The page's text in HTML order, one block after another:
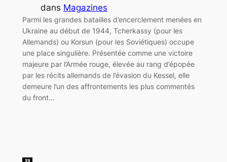
dans Magazines
Parmi les grandes batailles d’encerclement menées en
Ukraine au début de 1944, Tcherkassy (pour les
Allemands) ou Korsun (pour les Soviétiques) occupe
une place singulière. Présentée comme une victoire
majeure par l’Armée rouge, élevée au rang d’épopée
par les récits allemands de l’évasion du Kessel, elle
demeure l’un des affrontements les plus commentés
du front…